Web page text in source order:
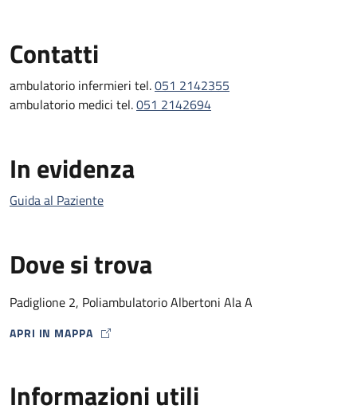
Contatti
ambulatorio infermieri tel.051 2142355
ambulatorio medici tel.051 2142694
In evidenza
Guida al Paziente
Dove si trova
Padiglione 2, Poliambulatorio Albertoni Ala A
APRI IN MAPPA
MAP ICON
Informazioni utili